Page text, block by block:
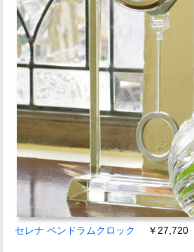
セレナ ペンドラムクロック ￥27,720